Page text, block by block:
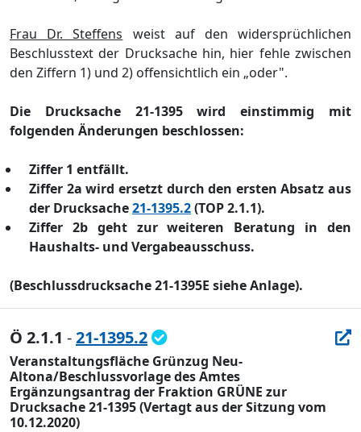
Frau Dr. Steffens weist auf den widersprüchlichen
Beschlusstext der Drucksache hin, hier fehlezwischen
den Ziffern 1) und 2) offensichtlich ein „oder".
Die Drucksache 21-1395wirdeinstimmig mit
folgenden Änderungen beschlossen:
Ziffer 1 entfällt.
Ziffer 2a wird ersetzt durch den ersten Absatz aus
der Drucksache21-1395.2(TOP 2.1.1).
Ziffer 2b geht zur weiteren Beratung in den
Haushalts- und Vergabeausschuss.
(Beschlussdrucksache 21-1395E siehe Anlage).
Ö 2.1.1 -21-1395.2
Veranstaltungsfläche Grünzug Neu-
Altona/Beschlussvorlage des Amtes
Ergänzungsantrag der Fraktion GRÜNE zur
Drucksache 21-1395 (Vertagt aus der Sitzung vom
10.12.2020)